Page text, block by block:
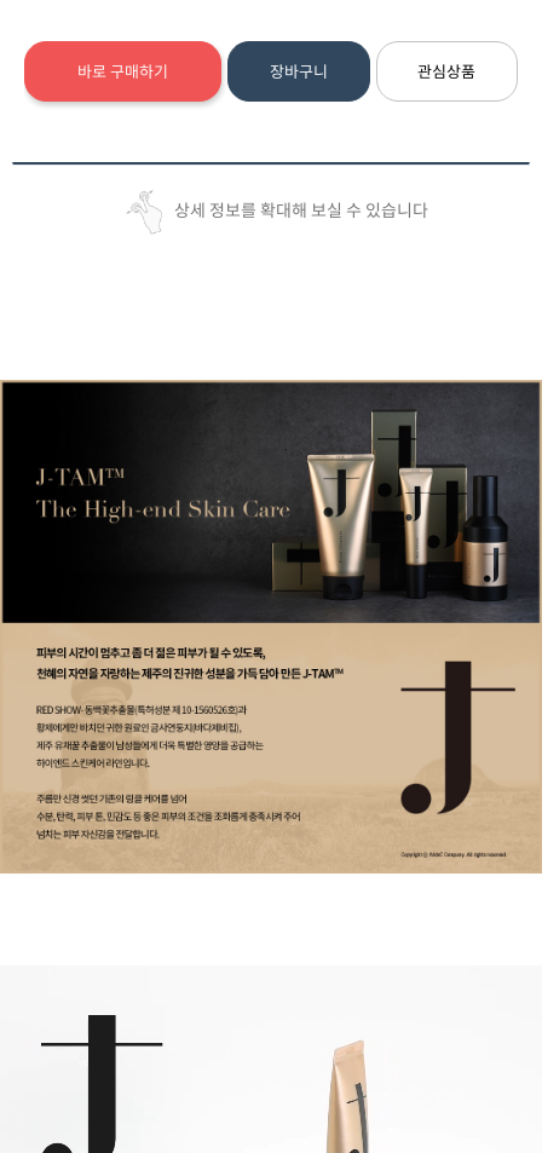
바로 구매하기 장바구니 관심상품
상세 정보를 확대해 보실 수 있습니다